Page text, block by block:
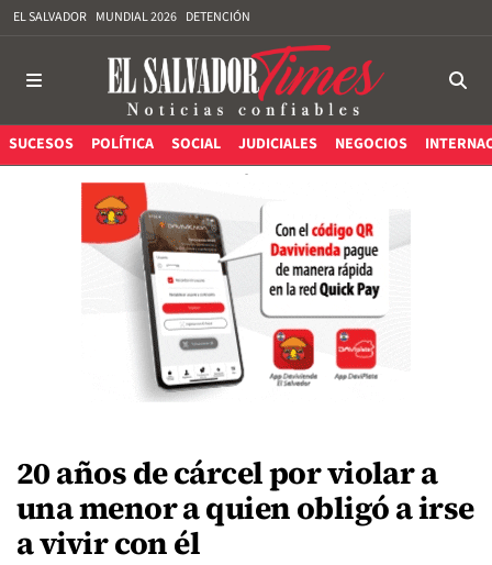
EL SALVADOR MUNDIAL 2026 DETENCIÓN
SUCESOS POLÍTICA SOCIAL JUDICIALES NEGOCIOS
20 años de cárcel por violar a
una menor a quien obligó a irse
a vivir con él